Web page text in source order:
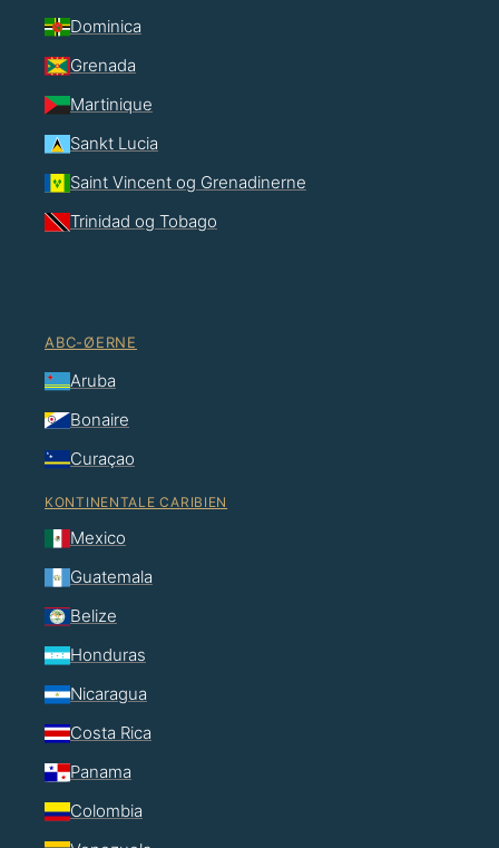
Dominica
Grenada
Martinique
Sankt Lucia
Saint Vincent og Grenadinerne
Trinidad og Tobago
ABC-ØERNE
Aruba
Bonaire
Curaçao
KONTINENTALE CARIBIEN
Mexico
Guatemala
Belize
Honduras
Nicaragua
Costa Rica
Panama
Colombia